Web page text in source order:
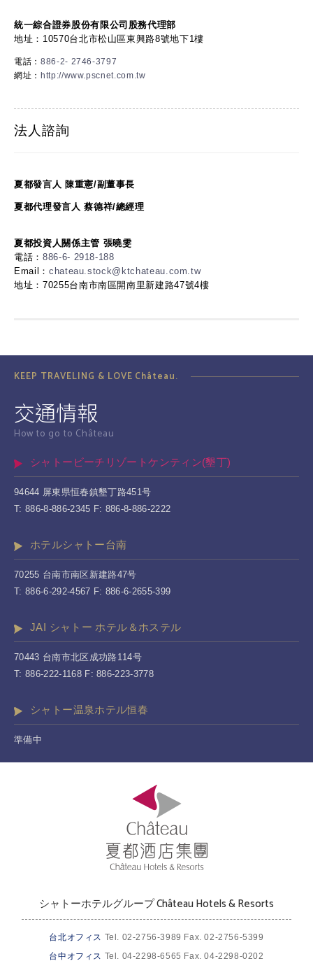
統一綜合證券股份有限公司股務代理部
地址：10570台北市松山區東興路8號地下1樓
電話： 886-2- 2746-3797
網址： http://www.pscnet.com.tw
法人諮詢
夏都發言人 陳重憲/副董事長
夏都代理發言人 蔡德祥/總經理
夏都投資人關係主管 張曉雯
電話： 886-6- 2918-188
Email： chateau.stock@ktchateau.com.tw
地址：70255台南市南區開南里新建路47號4樓
KEEP TRAVELING & LOVE Château.
交通情報
How to go to Château
シャトービーチリゾートケンティン(墾丁)
94644 屏東県恒春鎮墾丁路451号
T: 886-8-886-2345 F: 886-8-886-2222
ホテルシャトー台南
70255 台南市南区新建路47号
T: 886-6-292-4567 F: 886-6-2655-399
JAI シャトー ホテル＆ホステル
70443 台南市北区成功路114号
T: 886-222-1168 F: 886-223-3778
シャトー温泉ホテル恒春
準備中
シャトーホテルグループ Château Hotels & Resorts
台北オフィス Tel. 02-2756-3989 Fax. 02-2756-5399
台中オフィス Tel. 04-2298-6565 Fax. 04-2298-0202